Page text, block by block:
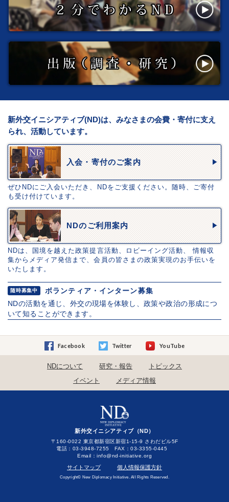
新外交イニシアティブ(ND)は、みなさまの会費・寄付に支え
られ、活動しています。
入会・寄付のご案内
ぜひNDにご入会いただき、NDをご支援ください。随時、ご寄付
も受け付けています。
NDのご利用案内
NDは、国境を越えた政策提言活動、ロビーイング活動、 情報収
集からメディア発信まで、会員の皆さまの政策実現のお手伝いを
いたします。
随時募集中
ボランティア・インターン募集
NDの活動を通じ、外交の現場を体験し、政策や政治の形成につ
いて知ることができます。
Facebook Twitter YouTube
NDについて 研究・報告
トピックス
イベント
メディア情報
新外交イニシアティブ（ND）
〒160-0022 東京都新宿区新宿1-15-9 さわだビル5F
電話：03-3948-7255 FAX：03-3355-0445
Email：
サイトマップ 個人情報保護方針
Copyright© New Diplomacy Initiative. All Rights Reserved.